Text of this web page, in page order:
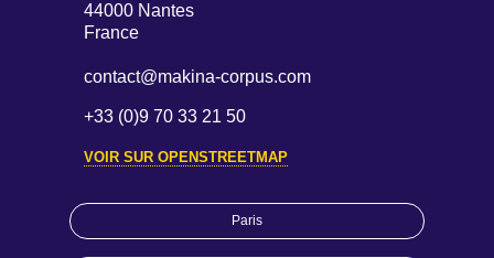
Paris
44000 Nantes
France
contact@makina-corpus.com
+33 (0)9 70 33 21 50
VOIR SUR OPENSTREETMAP